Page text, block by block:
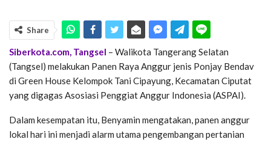
Share
Siberkota.com, Tangsel – Walikota Tangerang Selatan
(Tangsel) melakukan Panen Raya Anggur jenis Ponjay Bendav
di Green House Kelompok Tani Cipayung, Kecamatan Ciputat
yang digagas Asosiasi Penggiat Anggur Indonesia (ASPAI).
Dalam kesempatan itu, Benyamin mengatakan, panen anggur
lokal hari ini menjadi alarm utama pengembangan pertanian